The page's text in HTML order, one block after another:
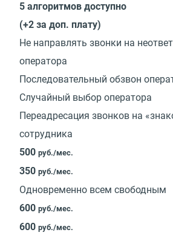
5 алгоритмов доступно
(+2 за доп. плату)
Не направлять звонки на
оператора
Последовательный обзвон
Случайный выбор оператора
Переадресация звонков на
сотрудника
500 руб./мес.
350 руб./мес.
Одновременно всем свободным
600 руб./мес.
600 руб./мес.